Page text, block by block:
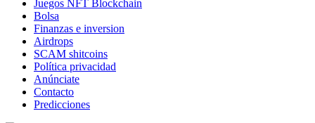
Juegos NFT Blockchain
Bolsa
Finanzas e inversion
Airdrops
SCAM shitcoins
Política privacidad
Anúnciate
Contacto
Predicciones